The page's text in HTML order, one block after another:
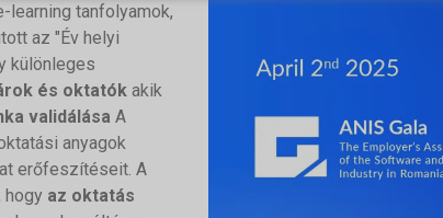
learning tanfolyamok,
az "Év helyi
különleges
és oktatók akik
validálása A
anyagok
erőfeszítéseit. A
hogy az oktatás